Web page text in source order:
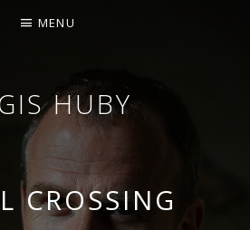
HUBY
– COMPOSITEUR
MENU
CROSSING